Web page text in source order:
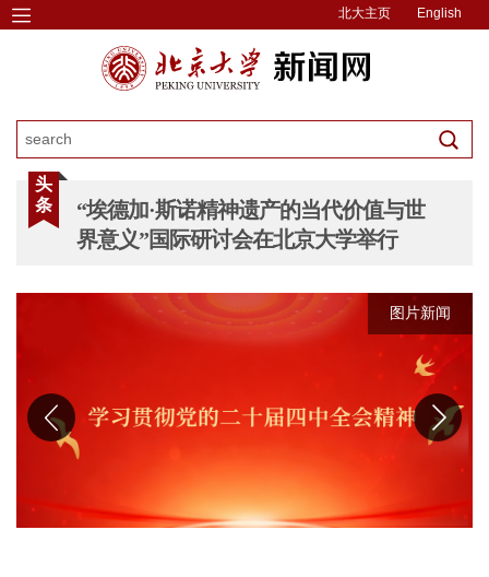
北大主页 English
头
条
“埃德加·斯诺精神遗产的当代价值与世
界意义”国际研讨会在北京大学举行
图片新闻
图片新闻
图片新闻
图片新闻